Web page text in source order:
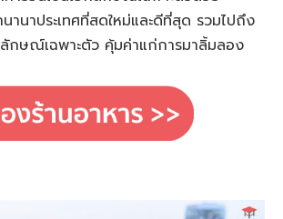
านาประเทศที่สดใหม่และดีที่สุด รวมไปถึง
ลักษณ์เฉพาะตัว คุ้มค่าแก่การมาลิ้มลอง